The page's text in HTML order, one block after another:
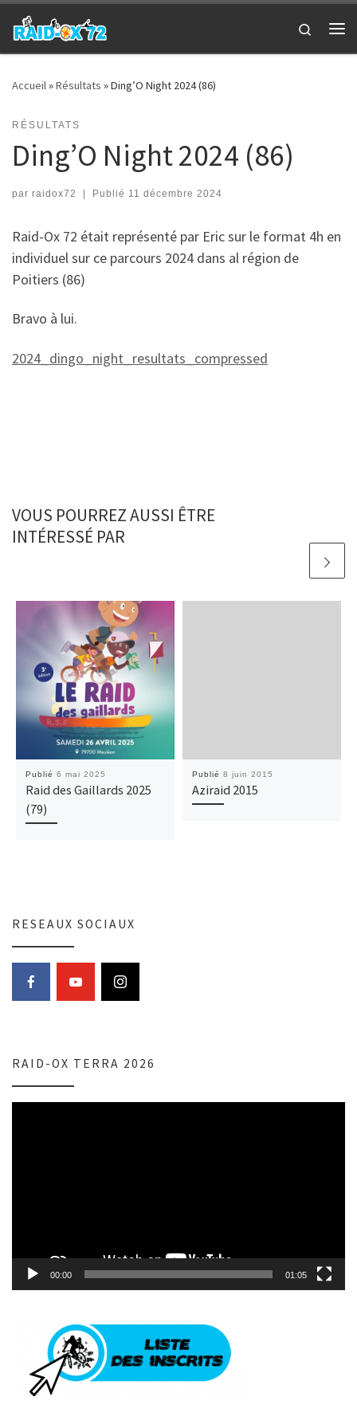
Passer au contenu
Search
Accueil»Résultats »Ding’O Night 2024 (86)
RÉSULTATS
Ding’O Night 2024 (86)
par raidox72 | Publié 11 décembre 2024
Raid-Ox 72 était représenté par Eric sur le format 4h en
individuel sur ce parcours 2024 dans al région de
Poitiers (86)
Bravo à lui.
2024_dingo_night_resultats_compressed
VOUS POURREZ AUSSI ÊTRE
INTÉRESSÉ PAR
Publié 6 mai 2025
Raid des Gaillards 2025
(79)
Publié 8 juin 2015
Aziraid 2015
RESEAUX SOCIAUX
RAID-OX TERRA 2026
00:00 01:05